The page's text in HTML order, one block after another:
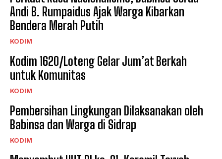
Andi B. Rumpaidus Ajak Warga Kibarkan
Bendera Merah Putih
KODIM
Kodim 1620/Loteng Gelar Jum’at Berkah
untuk Komunitas
KODIM
Pembersihan Lingkungan Dilaksanakan oleh
Babinsa dan Warga di Sidrap
KODIM